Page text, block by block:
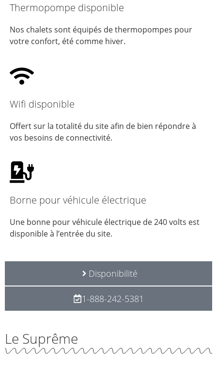
Thermopompe disponible
Nos chalets sont équipés de thermopompes pour
votre confort, été comme hiver.
Wifi disponible
Offert sur la totalité du site afin de bien répondre à
vos besoins de connectivité.
Borne pour véhicule électrique
Une bonne pour véhicule électrique de 240 volts est
disponible à l’entrée du site.
Disponibilité
1-888-242-5381
Le Suprême